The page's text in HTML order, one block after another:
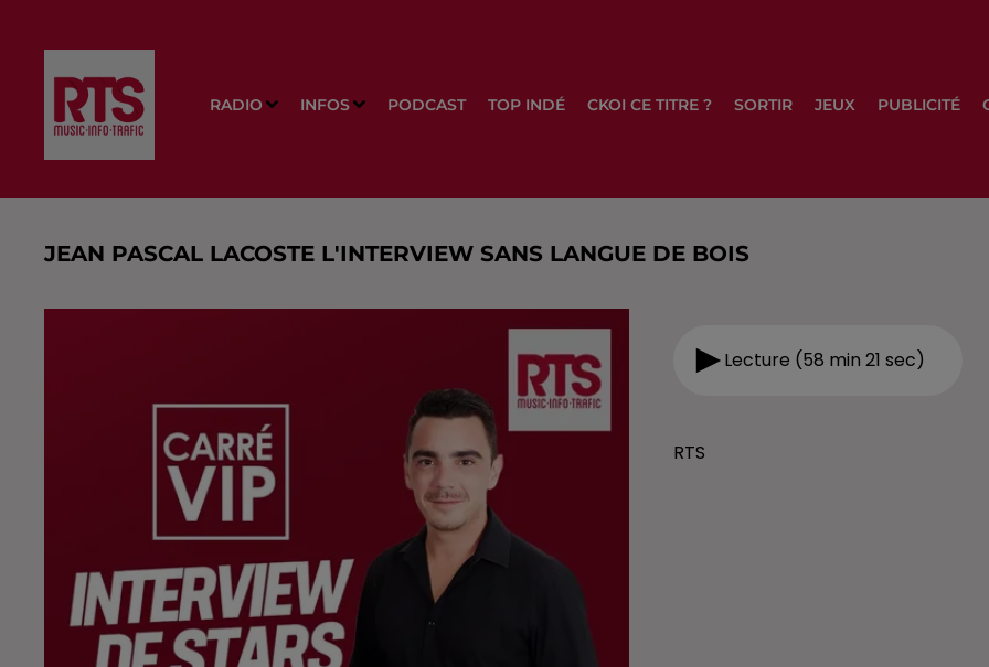
RADIO INFOS PODCAST TOP INDÉ CKOI CE TITRE ? SORTIR JEUX PUBLICITÉ
JEAN PASCAL LACOSTE L'INTERVIEW SANS LANGUE DE BOIS
Lecture (58 min 21 sec)
RTS